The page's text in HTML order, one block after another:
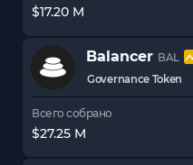
$17.20 M
Balancer BAL
Governance Token
Всего собрано
$27.25 M